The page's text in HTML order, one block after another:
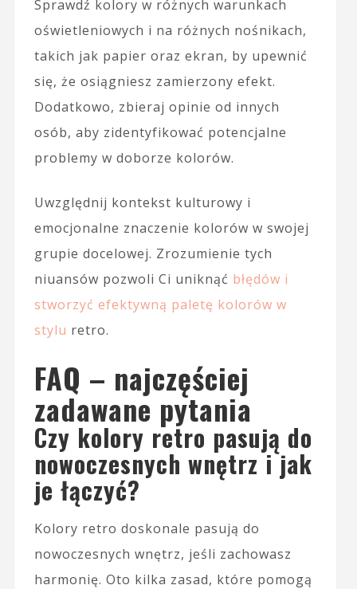
Sprawdź kolory w różnych warunkach
oświetleniowych i na różnych nośnikach,
takich jak papier oraz ekran, by upewnić
się, że osiągniesz zamierzony efekt.
Dodatkowo, zbieraj opinie od innych
osób, aby zidentyfikować potencjalne
problemy w doborze kolorów.
Uwzględnij kontekst kulturowy i
emocjonalne znaczenie kolorów w swojej
grupie docelowej. Zrozumienie tych
niuansów pozwoli Ci uniknąć błędów i
stworzyć efektywną paletę kolorów w
stylu retro.
FAQ – najczęściej
zadawane pytania
Czy kolory retro pasują do
nowoczesnych wnętrz i jak
je łączyć?
Kolory retro doskonale pasują do
nowoczesnych wnętrz, jeśli zachowasz
harmonię. Oto kilka zasad, które pomogą